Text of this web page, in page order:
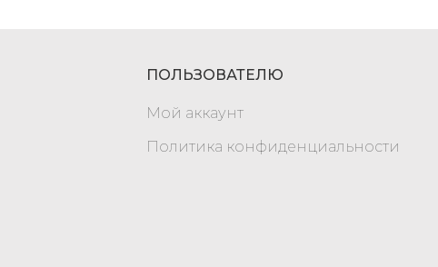
ПОЛЬЗОВАТЕЛЮ
Мой аккаунт
Политика конфиденциальности